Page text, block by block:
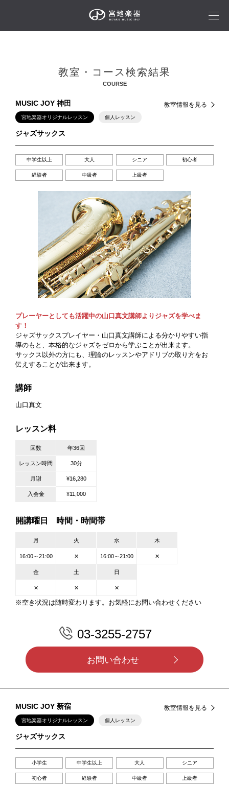
教室・コース検索結果
COURSE
MUSIC JOY 神田 教室情報を見る
宮地楽器オリジナルレッスン 個人レッスン
ジャズサックス
中学生以上 大人 シニア 初心者
経験者 中級者 上級者
プレーヤーとしても活躍中の山口真文講師よりジャズを学べま
す！
ジャズサックスプレイヤー・山口真文講師による分かりやすい指
導のもと、本格的なジャズをゼロから学ぶことが出来ます。
サックス以外の方にも、理論のレッスンやアドリブの取り方をお
伝えすることが出来ます。
講師
山口真文
レッスン料
回数 年36回
レッスン時間 30分
月謝 ¥16,280
入会金 ¥11,000
開講曜日 時間・時間帯
月 火 水 木
16:00～21:00 ✕ 16:00～21:00 ✕
金 土 日
✕ ✕ ✕
※空き状況は随時変わります。お気軽にお問い合わせください
03-3255-2757
お問い合わせ
MUSIC JOY 新宿 教室情報を見る
宮地楽器オリジナルレッスン 個人レッスン
ジャズサックス
小学生 中学生以上 大人 シニア
初心者 経験者 中級者 上級者